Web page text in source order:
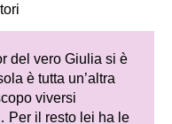
del vero Giulia si è
è tutta un’altra
viversi
Per il resto lei ha le